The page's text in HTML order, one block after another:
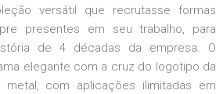
versátil que recrutasse formas
presentes em seu trabalho, para
de 4 décadas da empresa. O
elegante com a cruz do logotipo da
com aplicações ilimitadas em